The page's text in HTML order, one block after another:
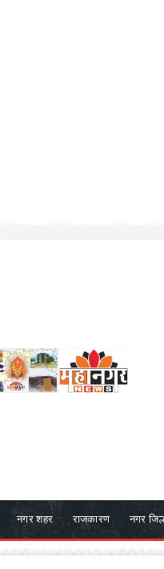
नगर शहर राजकारण नगर